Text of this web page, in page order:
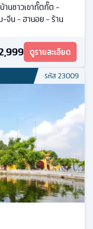
านชาวเขากั๊ตกั๊ต -
-จีน - ฮานอย - ร้าน
ดูรายละเอียด
รหัส23009